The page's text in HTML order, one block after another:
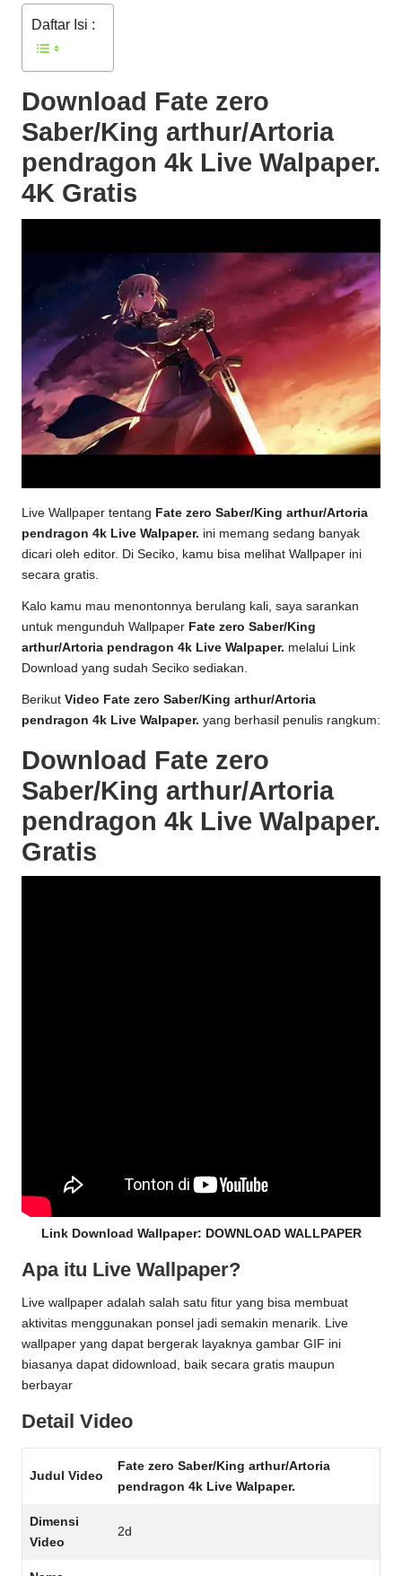
Daftar Isi :
Download Fate zero
Saber/King arthur/Artoria
pendragon 4k Live Walpaper.
4K Gratis
Live Wallpaper tentang Fate zero Saber/King arthur/Artoria
pendragon 4k Live Walpaper. ini memang sedang banyak
dicari oleh editor. Di Seciko, kamu bisa melihat Wallpaper ini
secara gratis.
Kalo kamu mau menontonnya berulang kali, saya sarankan
untuk mengunduh Wallpaper Fate zero Saber/King
arthur/Artoria pendragon 4k Live Walpaper. melalui Link
Download yang sudah Seciko sediakan.
Berikut Video Fate zero Saber/King arthur/Artoria
pendragon 4k Live Walpaper. yang berhasil penulis rangkum:
Download Fate zero
Saber/King arthur/Artoria
pendragon 4k Live Walpaper.
Gratis
Link Download Wallpaper: DOWNLOAD WALLPAPER
Apa itu Live Wallpaper?
Live wallpaper adalah salah satu fitur yang bisa membuat
aktivitas menggunakan ponsel jadi semakin menarik. Live
wallpaper yang dapat bergerak layaknya gambar GIF ini
biasanya dapat didownload, baik secara gratis maupun
berbayar
Detail Video
Judul Video
Fate zero Saber/King arthur/Artoria
pendragon 4k Live Walpaper.
Dimensi
Video
2d